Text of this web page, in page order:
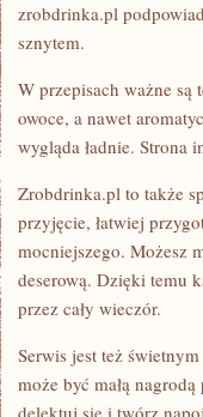
zrobdrinka.pl
sznytem.
W przepisach ważne są
owoce, a nawet
wygląda ładnie. Strona
Zrobdrinka.pl to także
przyjęcie, łatwiej
mocniejszego. Możesz
deserową. Dzięki temu
przez cały wieczór.
Serwis jest też
może być małą
delektuj się i twórz